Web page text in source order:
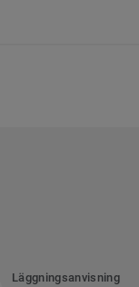
Läggningsanvisning